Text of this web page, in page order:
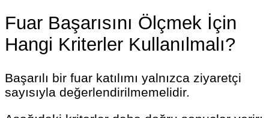
Fuar Başarısını Ölçmek İçin
Hangi Kriterler Kullanılmalı?
Başarılı bir fuar katılımı yalnızca ziyaretçi
sayısıyla değerlendirilmemelidir.